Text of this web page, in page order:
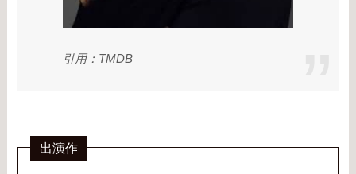
引用：TMDB
出演作